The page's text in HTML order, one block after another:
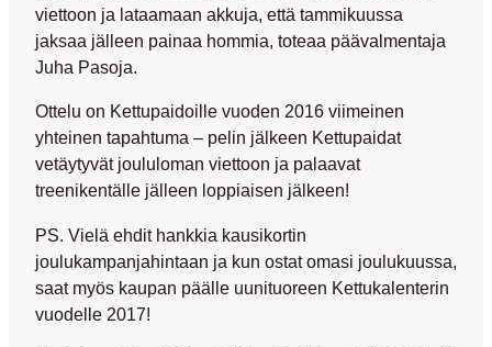
viettoon ja lataamaan akkuja, että tammikuussa
jaksaa jälleen painaa hommia, toteaa päävalmentaja
Juha Pasoja.
Ottelu on Kettupaidoille vuoden 2016 viimeinen
yhteinen tapahtuma – pelin jälkeen Kettupaidat
vetäytyvät joululoman viettoon ja palaavat
treenikentälle jälleen loppiaisen jälkeen!
PS. Vielä ehdit hankkia kausikortin
joulukampanjahintaan ja kun ostat omasi joulukuussa,
saat myös kaupan päälle uunituoreen Kettukalenterin
vuodelle 2017!